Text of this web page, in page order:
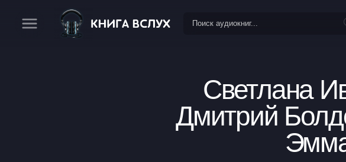
Светлана
Дмитрий